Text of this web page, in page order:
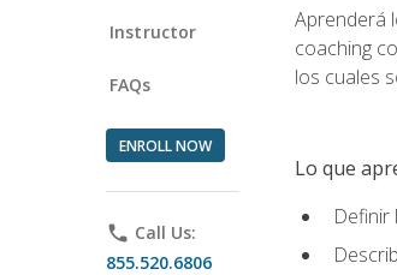
Instructor
FAQs
ENROLL NOW
phone Call Us:
855.520.6806
Aprenderá
coaching
los cuales
Lo que
Definir